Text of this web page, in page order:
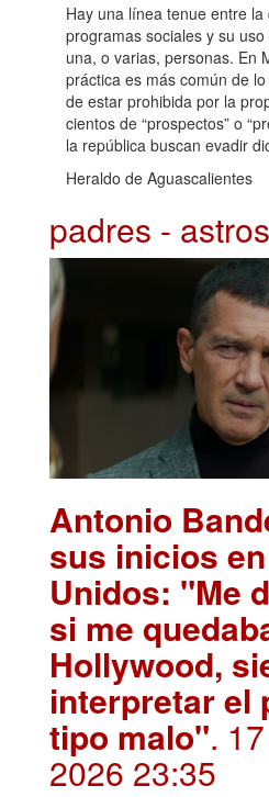
Hay una línea tenue entre
programas sociales y su
una, o varias, personas. En
práctica es más común de
de estar prohibida por la
cientos de “prospectos” o
la república buscan evadir
Heraldo de Aguascalientes
padres - astros
Antonio
sus inicios
Unidos: "Me
si me
Hollywood,
interpretar el
tipo malo".
2026 23:35